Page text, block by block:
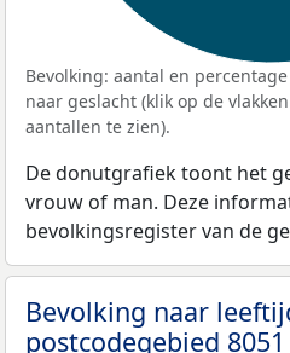
Bevolking: aantal en
naar geslacht (klik op de
aantallen te zien).
De donutgrafiek toont het
vrouw of man. Deze
bevolkingsregister van de
Bevolking naar
postcodegebied 8051